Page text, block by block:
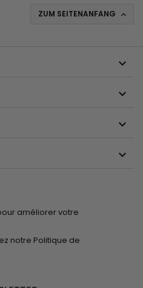
ZUM SEITENANFANG 




améliorer votre
notre Politique de